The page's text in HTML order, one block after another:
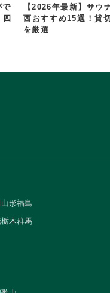
で
【2026年最新】サウ
西おすすめ15選！貸
を厳選
山形福島
栃木群馬